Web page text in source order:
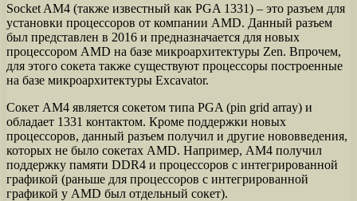
Socket AM4 (также известный как PGA 1331) – это разъем для
установки процессоров от компании AMD. Данный разъем
был представлен в 2016 и предназначается для новых
процессором AMD на базе микроархитектуры Zen. Впрочем,
для этого сокета также существуют процессоры построенные
на базе микроархитектуры Excavator.
Сокет AM4 является сокетом типа PGA (pin grid array) и
обладает 1331 контактом. Кроме поддержки новых
процессоров, данный разъем получил и другие нововведения,
которых не было сокетах AMD. Например, AM4 получил
поддержку памяти DDR4 и процессоров с интегрированной
графикой (раньше для процессоров с интегрированной
графикой у AMD был отдельный сокет).